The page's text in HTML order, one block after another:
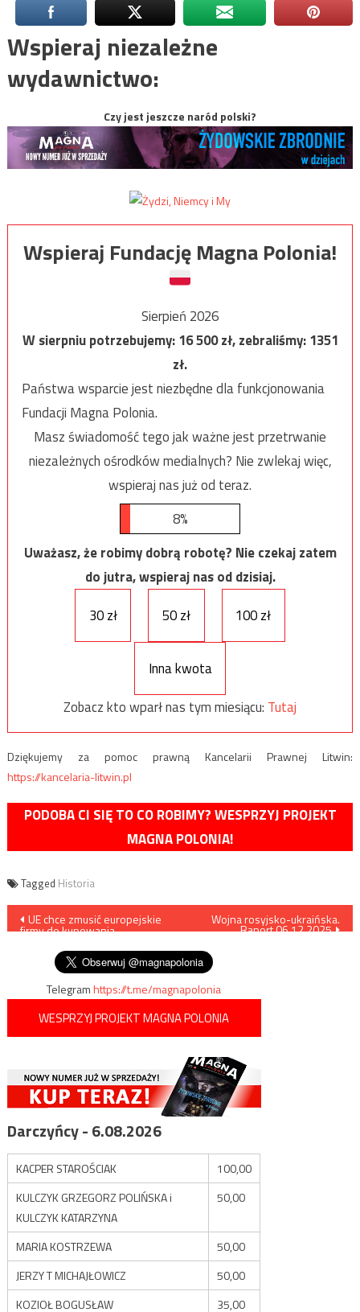
Wspieraj niezależne
wydawnictwo:
Czy jest jeszcze naród polski?
Wspieraj Fundację Magna Polonia!
Sierpień 2026
W sierpniu potrzebujemy:16 500zł, zebraliśmy:1351
zł.
Państwa wsparcie jest niezbędne dla funkcjonowania
Fundacji Magna Polonia.
Masz świadomość tego jak ważne jest przetrwanie
niezależnych ośrodków medialnych? Nie zwlekaj więc,
wspieraj nas już od teraz.
8%
Uważasz, że robimy dobrą robotę? Nie czekaj zatem
do jutra, wspieraj nas od dzisiaj.
30 zł
50 zł 100 zł
Inna kwota
Zobacz kto wparł nas tym miesiącu: Tutaj
Dziękujemy za pomoc prawną Kancelarii Prawnej Litwin:
https://kancelaria-litwin.pl
PODOBA CI SIĘ TO CO ROBIMY? WESPRZYJ PROJEKT
MAGNA POLONIA!
Tagged Historia
Nawigacja
wpisu
UE chce zmusić europejskie
firmy do kupowania
Wojna rosyjsko-ukraińska.
Raport 06.12.2025
Telegramhttps://t.me/magnapolonia
WESPRZYJ PROJEKT MAGNA POLONIA
Darczyńcy - 6.08.2026
KACPER STAROŚCIAK
100,00
KULCZYK GRZEGORZ POLIŃSKA i
KULCZYK KATARZYNA
50,00
MARIA KOSTRZEWA
50,00
JERZY T MICHAJŁOWICZ
50,00
KOZIOŁ BOGUSŁAW
35,00